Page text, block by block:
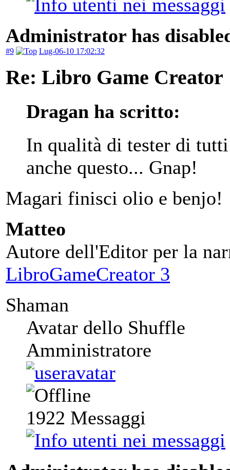
Administrator has
#9 Lug-06-10 17:02:32
Re: Libro Game Creator
Dragan ha scritto:
In qualità di tester di
anche questo... Gnap!
Magari finisci olio e benjo!
Matteo
Autore dell'Editor per la
LibroGameCreator 3
Shaman
Avatar dello Shuffle
Amministratore
1922 Messaggi